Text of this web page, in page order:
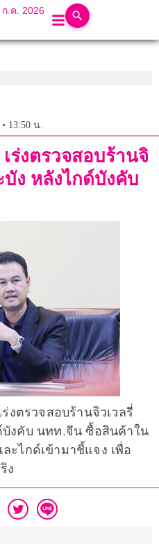
ก.ค. 2026
13:50 น.
เร่งตรวจสอบร้านจิ
บัง หลังไกด์บังคับ
งตรวจสอบร้านจิวเวลรี่
บังคับ นทท.จีน ซื้อสินค้าใน
ะไกด์เข้ามาชี้แจง เพื่อ
ง